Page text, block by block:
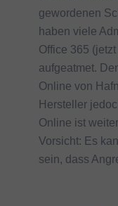
gewordenen
haben viele
Office 365
aufgeatmet.
Online von
Hersteller
Online ist
Vorsicht: Es
sein, dass